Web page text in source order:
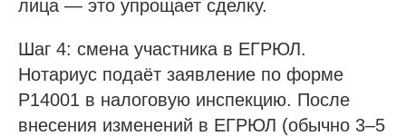
лица — это упрощает сделку.
Шаг 4: смена участника в ЕГРЮЛ.
Нотариус подаёт заявление по форме
Р14001 в налоговую инспекцию. После
внесения изменений в ЕГРЮЛ (обычно 3–5